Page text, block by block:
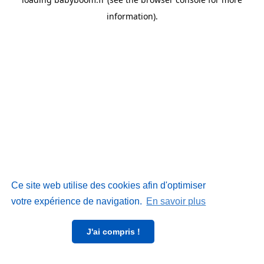
Ce site web utilise des cookies afin d'optimiser
votre expérience de navigation. En savoir plus
J'ai compris !
information).